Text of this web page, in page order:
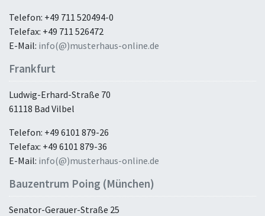
Telefon: +49 711 520494-0
Telefax: +49 711 526472
E-Mail: info(@)musterhaus-online.de
Frankfurt
Ludwig-Erhard-Straße 70
61118 Bad Vilbel
Telefon: +49 6101 879-26
Telefax: +49 6101 879-36
E-Mail: info(@)musterhaus-online.de
Bauzentrum Poing (München)
Senator-Gerauer-Straße 25